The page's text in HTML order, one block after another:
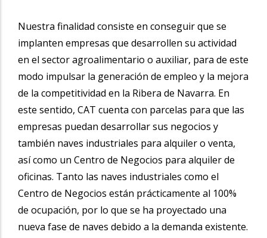
Nuestra finalidad consiste en conseguir que se
implanten empresas que desarrollen su actividad
en el sector agroalimentario o auxiliar, para de este
modo impulsar la generación de empleo y la mejora
de la competitividad en la Ribera de Navarra. En
este sentido, CAT cuenta con parcelas para que las
empresas puedan desarrollar sus negocios y
también naves industriales para alquiler o venta,
así como un Centro de Negocios para alquiler de
oficinas. Tanto las naves industriales como el
Centro de Negocios están prácticamente al 100%
de ocupación, por lo que se ha proyectado una
nueva fase de naves debido a la demanda existente.